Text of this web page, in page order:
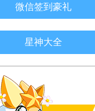
微信签到豪礼
星神大全